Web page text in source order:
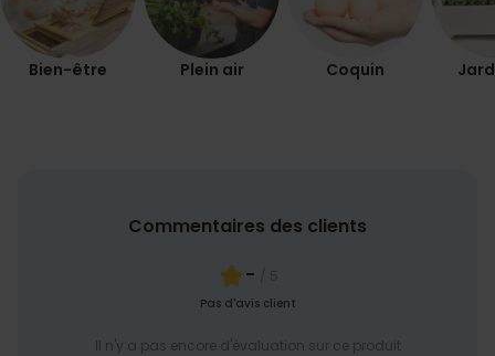
Bien-être Plein air Coquin
Commentaires des clients
- / 5
Pas d'avis client
Il n'y a pas encore d'évaluation sur ce produit
NON CLASSÉ